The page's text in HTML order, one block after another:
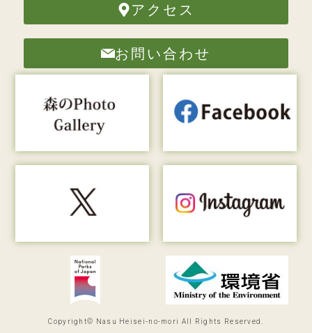
アクセス
お問い合わせ
Copyright© Nasu Heisei-no-mori All Rights Reserved.